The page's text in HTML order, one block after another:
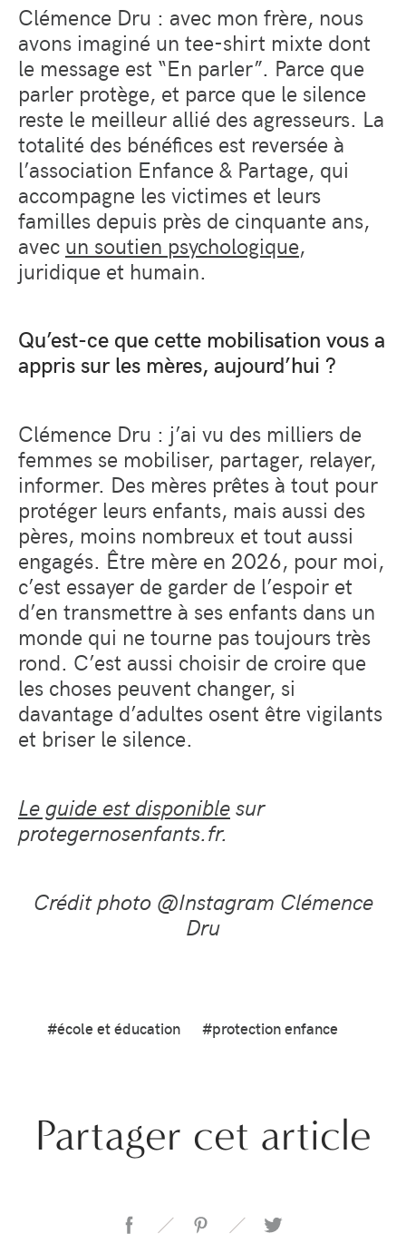
Clémence Dru : avec mon frère, nous
avons imaginé un tee-shirt mixte dont
le message est “En parler”. Parce que
parler protège, et parce que le silence
reste le meilleur allié des agresseurs. La
totalité des bénéfices est reversée à
l’association Enfance & Partage, qui
accompagne les victimes et leurs
familles depuis près de cinquante ans,
avec un soutien psychologique,
juridique et humain.
Qu’est-ce que cette mobilisation vous a
appris sur les mères, aujourd’hui ?
Clémence Dru : j’ai vu des milliers de
femmes se mobiliser, partager, relayer,
informer. Des mères prêtes à tout pour
protéger leurs enfants, mais aussi des
pères, moins nombreux et tout aussi
engagés. Être mère en 2026, pour moi,
c’est essayer de garder de l’espoir et
d’en transmettre à ses enfants dans un
monde qui ne tourne pas toujours très
rond. C’est aussi choisir de croire que
les choses peuvent changer, si
davantage d’adultes osent être vigilants
et briser le silence.
Le guide est disponiblesur
protegernosenfants.fr.
Crédit photo @Instagram Clémence
Dru
#école et éducation #protection enfance
Partager cet article